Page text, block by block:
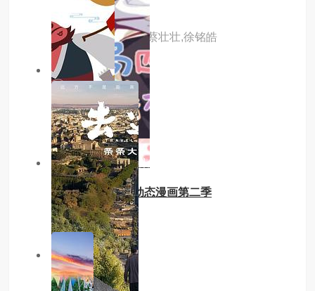
中国奇谭2
主演：路扬,董汶亮,蔡壮壮,徐铭皓
4.0分 更新至05集
隐世宗门掌教
主演：内详
2.0分 更新至第21集
开局四个美相公 动态漫画第二季
主演：内详
9.0分 已完结
口水良山